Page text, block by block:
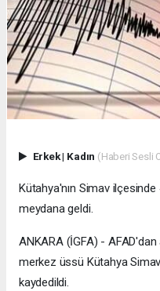
Erkek| Kadın (Haberi Sesli
Kütahya'nın Simav
meydana geldi.
ANKARA (İGFA) -
merkez üssü Kütahya
kaydedildi.